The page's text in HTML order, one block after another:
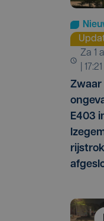
za 1 augustus
| 17:21
Zwaar
E403